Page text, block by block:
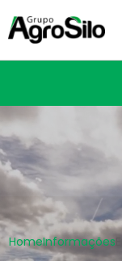
HomeInformações